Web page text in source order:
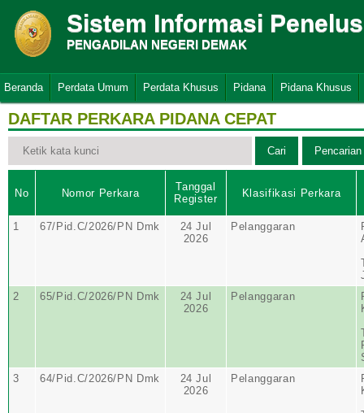
Sistem Informasi
PENGADILAN NEGERI DEMAK
Beranda Perdata Umum Perdata Khusus Pidana Pidana Khusus
DAFTAR PERKARA PIDANA CEPAT
No Nomor Perkara
Tanggal
Register
Klasifikasi Perkara
1 67/Pid.C/2026/PN Dmk
24 Jul
2026
Pelanggaran
2
65/Pid.C/2026/PN Dmk
24 Jul
2026
Pelanggaran
3
64/Pid.C/2026/PN Dmk
24 Jul
2026
Pelanggaran